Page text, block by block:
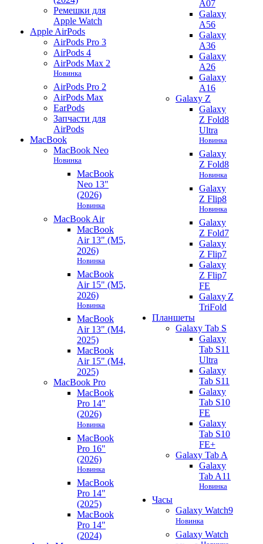
Ремешки для
Apple Watch
Apple AirPods
AirPods Pro 3
AirPods 4
AirPods Max 2
Новинка
AirPods Pro 2
AirPods Max
EarPods
Запчасти для
AirPods
MacBook
MacBook Neo
Новинка
MacBook
Neo 13"
(2026)
Новинка
MacBook Air
MacBook
Air 13" (M5,
2026)
Новинка
MacBook
Air 15" (M5,
2026)
Новинка
MacBook
Air 13" (M4,
2025)
MacBook
Air 15" (M4,
2025)
MacBook Pro
MacBook
Pro 14"
(2026)
Новинка
MacBook
Pro 16"
(2026)
Новинка
MacBook
Pro 14"
(2025)
MacBook
Pro 14"
(2024)
A07
Galaxy
A56
Galaxy
A36
Galaxy
A26
Galaxy
A16
Galaxy Z
Galaxy
Z Fold8
Ultra
Новинка
Galaxy
Z Fold8
Новинка
Galaxy
Z Flip8
Новинка
Galaxy
Z Fold7
Galaxy
Z Flip7
Galaxy
Z Flip7
FE
Galaxy Z
TriFold
Планшеты
Galaxy Tab S
Galaxy
Tab S11
Ultra
Galaxy
Tab S11
Galaxy
Tab S10
FE
Galaxy
Tab S10
FE+
Galaxy Tab A
Galaxy
Tab A11
Новинка
Часы
Galaxy Watch9
Новинка
Galaxy Watch